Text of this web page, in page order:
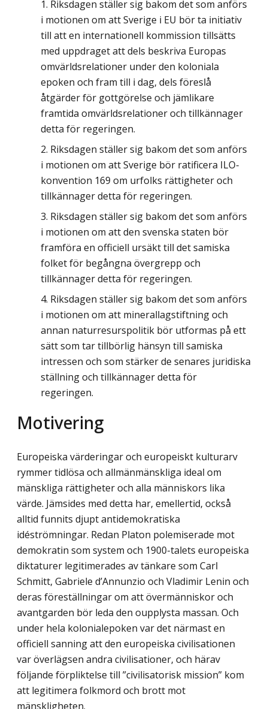
Riksdagen ställer sig bakom det som anförs
i motionen om att Sverige i EU bör ta initiativ
till att en internationell kommission tillsätts
med uppdraget att dels beskriva Europas
omvärldsrelationer under den koloniala
epoken och fram till i dag, dels föreslå
åtgärder för gottgörelse och jämlikare
framtida omvärldsrelationer och tillkännager
detta för regeringen.
Riksdagen ställer sig bakom det som anförs
i motionen om att Sverige bör ratificera ILO-
konvention 169 om urfolks rättigheter och
tillkännager detta för regeringen.
Riksdagen ställer sig bakom det som anförs
i motionen om att den svenska staten bör
framföra en officiell ursäkt till det samiska
folket för begångna övergrepp och
tillkännager detta för regeringen.
Riksdagen ställer sig bakom det som anförs
i motionen om att minerallagstiftning och
annan naturresurspolitik bör utformas på ett
sätt som tar tillbörlig hänsyn till samiska
intressen och som stärker de senares juridiska
ställning och tillkännager detta för
regeringen.
Motivering
Europeiska värderingar och europeiskt kulturarv
rymmer tidlösa och allmänmänskliga ideal om
mänskliga rättigheter och alla människors lika
värde. Jämsides med detta har, emellertid, också
alltid funnits djupt antidemokratiska
idéströmningar. Redan Platon polemiserade mot
demokratin som system och 1900-talets europeiska
diktaturer legitimerades av tänkare som Carl
Schmitt, Gabriele d’Annunzio och Vladimir Lenin och
deras föreställningar om att övermänniskor och
avantgarden bör leda den oupplysta massan. Och
under hela kolonialepoken var det närmast en
officiell sanning att den europeiska civilisationen
var överlägsen andra civilisationer, och härav
följande förpliktelse till ”civilisatorisk mission” kom
att legitimera folkmord och brott mot
mänskligheten.